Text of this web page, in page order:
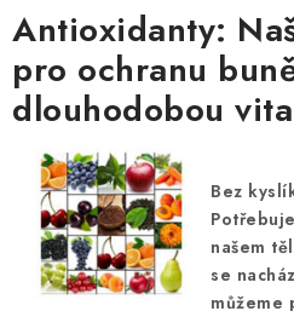
ZRNKOVÁ KÁVA
KRÁSNÝ DOMOV
TIPY NA DÁREK
VĚRNOSTNÍ PROGRAM
HODNOCENÍ OBCHODU
Antioxidanty:
pro ochranu
dlouhodobou
Bez
našem
se
můžeme